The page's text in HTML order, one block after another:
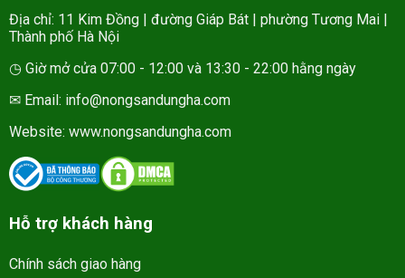
Địa chỉ: 11 Kim Đồng | đường Giáp Bát | phường Tương Mai |
Thành phố Hà Nội
◷ Giờ mở cửa 07:00 - 12:00 và 13:30 - 22:00 hằng ngày
✉ Email: info@nongsandungha.com
Website: www.nongsandungha.com
Hỗ trợ khách hàng
Chính sách giao hàng